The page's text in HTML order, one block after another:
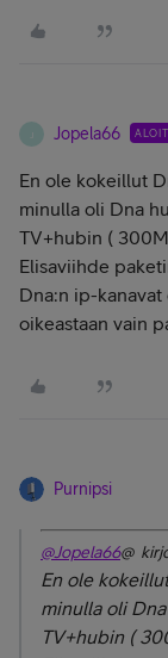
Jopela66
En ole kokeillut
minulla oli Dna
TV+hubin (
Elisaviihde
Dna:n ip-
oikeastaan vain
Purnipsi
@Jopela66@
En ole
minulla oli
TV+hubin (